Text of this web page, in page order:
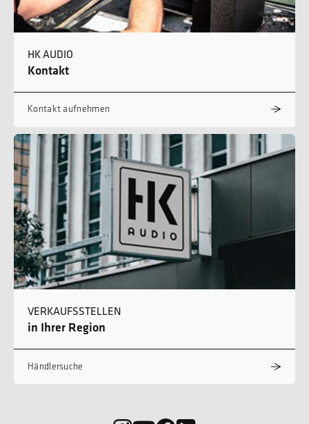
HK AUDIO
Kontakt
Kontakt aufnehmen
VERKAUFSSTELLEN
in Ihrer Region
Händlersuche